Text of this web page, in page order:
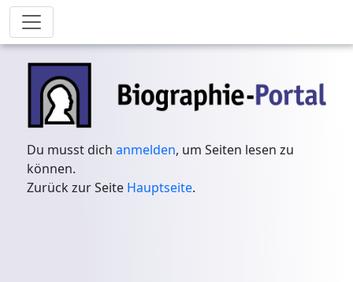
Du musst dichanmelden, um Seiten lesen zu
können.
Zurück zur Seite Hauptseite.